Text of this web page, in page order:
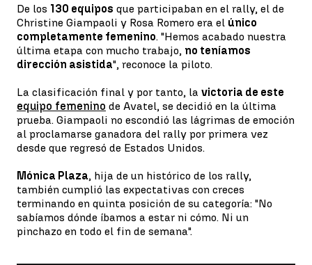
De los 130 equipos que participaban en el rally, el de
Christine Giampaoli y Rosa Romero era el único
completamente femenino. "Hemos acabado nuestra
última etapa con mucho trabajo, no teníamos
dirección asistida", reconoce la piloto.
La clasificación final y por tanto, la victoria de este
equipo femenino de Avatel, se decidió en la última
prueba. Giampaoli no escondió las lágrimas de emoción
al proclamarse ganadora del rally por primera vez
desde que regresó de Estados Unidos.
Mónica Plaza, hija de un histórico de los rally,
también cumplió las expectativas con creces
terminando en quinta posición de su categoría: "No
sabíamos dónde íbamos a estar ni cómo. Ni un
pinchazo en todo el fin de semana".